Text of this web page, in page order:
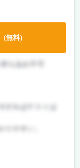
ト両方なし
ち込み不可
すればテストは
りやすい。
無料）